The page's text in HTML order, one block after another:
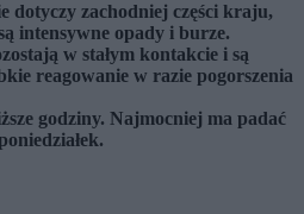
dotyczy zachodniej części kraju,
intensywne opady i burze.
w stałym kontakcie i są
reagowanie w razie pogorszenia
godziny. Najmocniej ma padać